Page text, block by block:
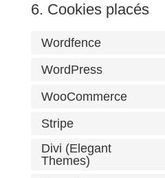
6. Cookies placés
Wordfence
WordPress
WooCommerce
Stripe
Divi (Elegant
Themes)